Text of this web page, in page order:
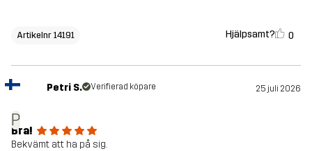
Artikelnr 14191 Hjälpsamt? 0
P
Petri S. Verifierad köpare 25 juli 2026
Bra!
Bekvämt att ha på sig.